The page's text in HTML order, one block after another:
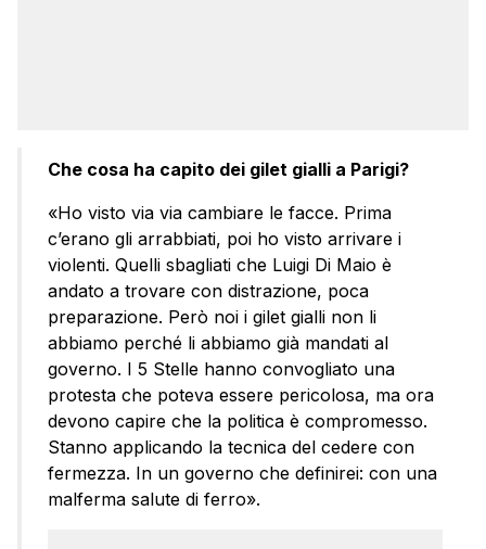
Che cosa ha capito dei gilet gialli a Parigi?
«Ho visto via via cambiare le facce. Prima
c’erano gli arrabbiati, poi ho visto arrivare i
violenti. Quelli sbagliati che Luigi Di Maio è
andato a trovare con distrazione, poca
preparazione. Però noi i gilet gialli non li
abbiamo perché li abbiamo già mandati al
governo. I 5 Stelle hanno convogliato una
protesta che poteva essere pericolosa, ma ora
devono capire che la politica è compromesso.
Stanno applicando la tecnica del cedere con
fermezza. In un governo che definirei: con una
malferma salute di ferro».